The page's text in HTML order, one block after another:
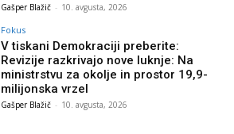
Gašper Blažič - 10. avgusta, 2026
Fokus
V tiskani Demokraciji preberite:
Revizije razkrivajo nove luknje: Na
ministrstvu za okolje in prostor 19,9-
milijonska vrzel
Gašper Blažič - 10. avgusta, 2026